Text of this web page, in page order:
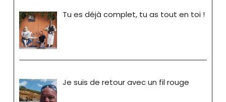
Tu es déjà complet, tu as tout en toi !
Je suis de retour avec un fil rouge